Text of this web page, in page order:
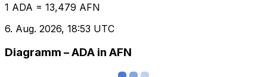
1 ADA = 13,479 AFN
6. Aug. 2026, 18:53 UTC
Diagramm – ADA in AFN